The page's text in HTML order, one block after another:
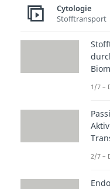
Cytologie
Stofftransport
1/7 –
2/7 –